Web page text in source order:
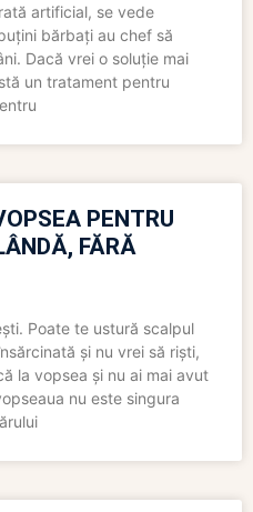
artificial, se vede
bărbați au chef să
Dacă vrei o soluție mai
un tratament pentru
PENTRU
FĂRĂ
Poate te ustură scalpul
și nu vrei să riști,
la vopsea și nu ai mai avut
nu este singura